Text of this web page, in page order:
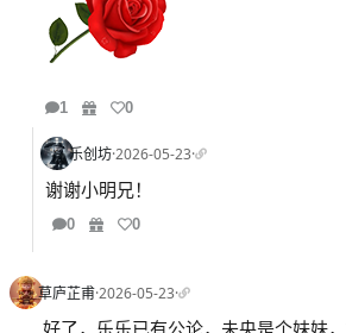
1 0
乐创坊·2026-05-23·
谢谢小明兄！
0 0
草庐芷甫·2026-05-23·